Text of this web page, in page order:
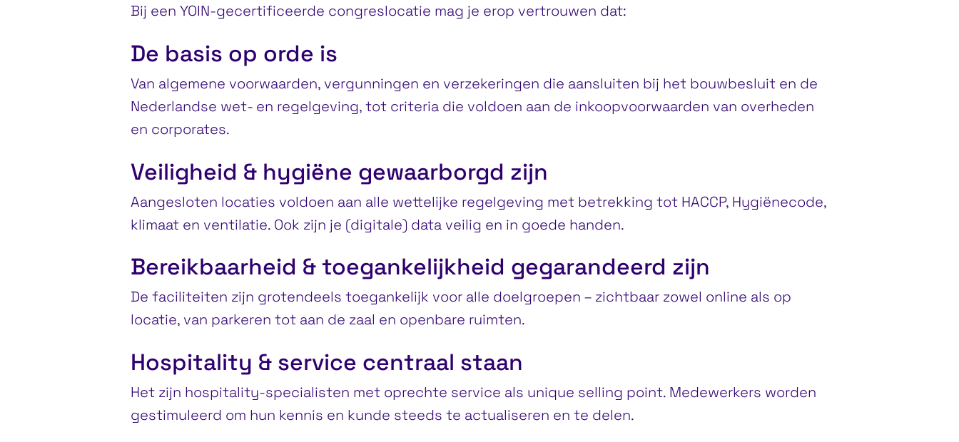
Bij een YOIN-gecertificeerde congreslocatie mag je erop vertrouwen dat:
De basis op orde is
Van algemene voorwaarden, vergunningen en verzekeringen die aansluiten bij het bouwbesluit en de
Nederlandse wet- en regelgeving, tot criteria die voldoen aan de inkoopvoorwaarden van overheden
en corporates.
Veiligheid & hygiëne gewaarborgd zijn
Aangesloten locaties voldoen aan alle wettelijke regelgeving met betrekking tot HACCP, Hygiënecode,
klimaat en ventilatie. Ook zijn je (digitale) data veilig en in goede handen.
Bereikbaarheid & toegankelijkheid gegarandeerd zijn
De faciliteiten zijn grotendeels toegankelijk voor alle doelgroepen – zichtbaar zowel online als op
locatie, van parkeren tot aan de zaal en openbare ruimten.
Hospitality & service centraal staan
Het zijn hospitality-specialisten met oprechte service als unique selling point. Medewerkers worden
gestimuleerd om hun kennis en kunde steeds te actualiseren en te delen.